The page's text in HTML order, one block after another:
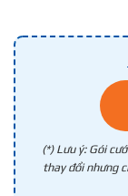
(*) Lưu ý: Gói
thay đổi nhưng